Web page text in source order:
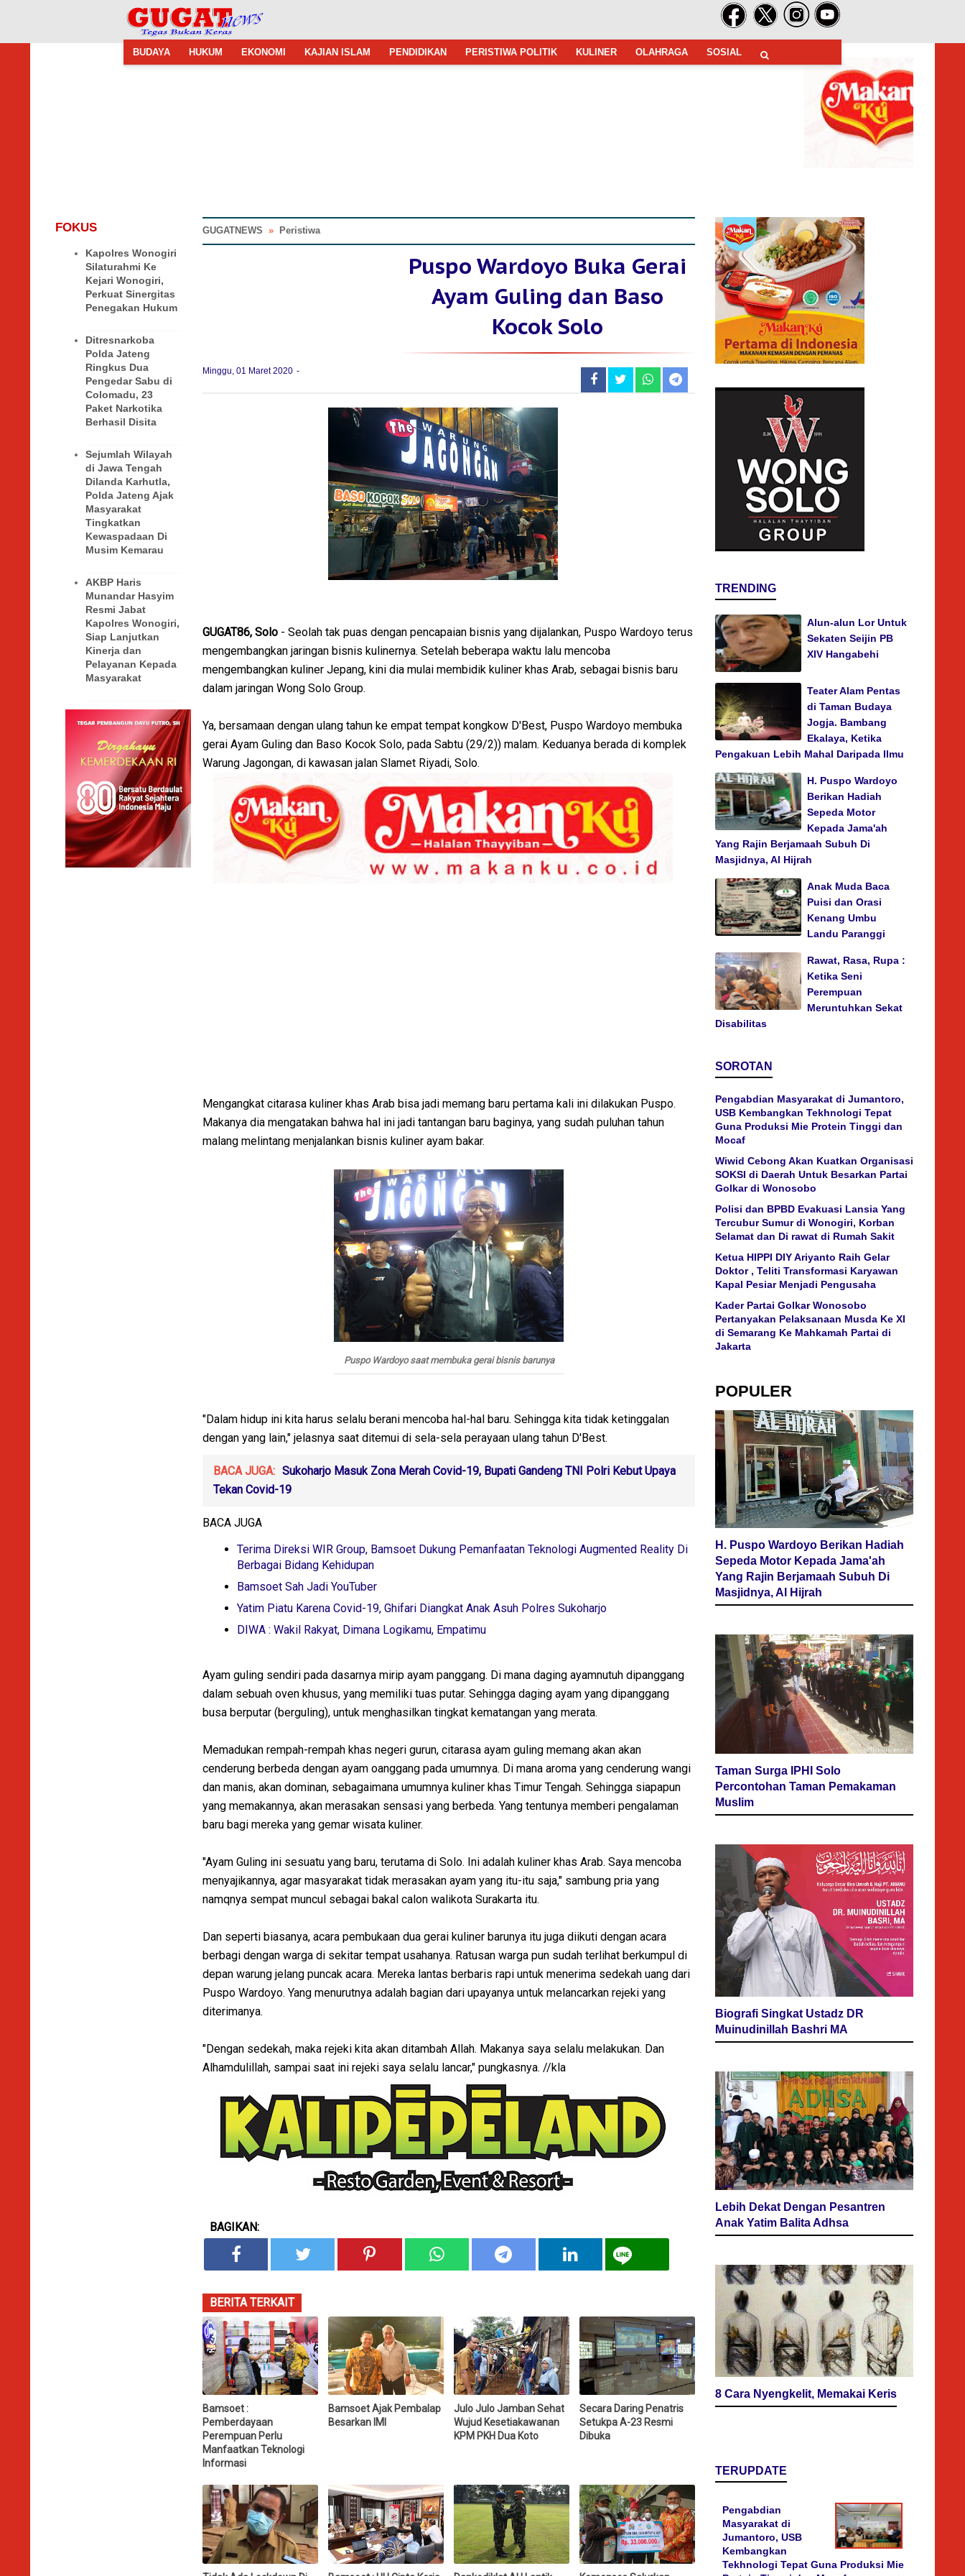
BUDAYA HUKUM EKONOMI KAJIAN ISLAM PENDIDIKAN PERISTIWA POLITIK KULINER OLAHRAGA SOSIAL
FOKUS
Kapolres Wonogiri
Silaturahmi Ke
Kejari Wonogiri,
Perkuat Sinergitas
Penegakan Hukum
Ditresnarkoba
Polda Jateng
Ringkus Dua
Pengedar Sabu di
Colomadu, 23
Paket Narkotika
Berhasil Disita
Sejumlah Wilayah
di Jawa Tengah
Dilanda Karhutla,
Polda Jateng Ajak
Masyarakat
Tingkatkan
Kewaspadaan Di
Musim Kemarau
AKBP Haris
Munandar Hasyim
Resmi Jabat
Kapolres Wonogiri,
Siap Lanjutkan
Kinerja dan
Pelayanan Kepada
Masyarakat
GUGATNEWS » Peristiwa
Puspo Wardoyo Buka Gerai
Ayam Guling dan Baso
Kocok Solo
Minggu, 01 Maret 2020
GUGAT86, Solo - Seolah tak puas dengan pencapaian bisnis yang dijalankan, Puspo Wardoyo terus
mengembangkan jaringan bisnis kulinernya. Setelah beberapa waktu lalu mencoba
mengembangkan kuliner Jepang, kini dia mulai membidik kuliner khas Arab, sebagai bisnis baru
dalam jaringan Wong Solo Group.
Ya, bersamaan dengan ulang tahun ke empat tempat kongkow D'Best, Puspo Wardoyo membuka
gerai Ayam Guling dan Baso Kocok Solo, pada Sabtu (29/2)) malam. Keduanya berada di komplek
Warung Jagongan, di kawasan jalan Slamet Riyadi, Solo.
Mengangkat citarasa kuliner khas Arab bisa jadi memang baru pertama kali ini dilakukan Puspo.
Makanya dia mengatakan bahwa hal ini jadi tantangan baru baginya, yang sudah puluhan tahun
malang melintang menjalankan bisnis kuliner ayam bakar.
Puspo Wardoyo saat membuka gerai bisnis barunya
"Dalam hidup ini kita harus selalu berani mencoba hal-hal baru. Sehingga kita tidak ketinggalan
dengan yang lain," jelasnya saat ditemui di sela-sela perayaan ulang tahun D'Best.
BACA JUGA: Sukoharjo Masuk Zona Merah Covid-19, Bupati Gandeng TNI Polri Kebut Upaya
Tekan Covid-19
BACA JUGA
Terima Direksi WIR Group, Bamsoet Dukung Pemanfaatan Teknologi Augmented Reality Di
Berbagai Bidang Kehidupan
Bamsoet Sah Jadi YouTuber
Yatim Piatu Karena Covid-19, Ghifari Diangkat Anak Asuh Polres Sukoharjo
DIWA : Wakil Rakyat, Dimana Logikamu, Empatimu
Ayam guling sendiri pada dasarnya mirip ayam panggang. Di mana daging ayamnutuh dipanggang
dalam sebuah oven khusus, yang memiliki tuas putar. Sehingga daging ayam yang dipanggang
busa berputar (berguling), untuk menghasilkan tingkat kematangan yang merata.
Memadukan rempah-rempah khas negeri gurun, citarasa ayam guling memang akan akan
cenderung berbeda dengan ayam oanggang pada umumnya. Di mana aroma yang cenderung wangi
dan manis, akan dominan, sebagaimana umumnya kuliner khas Timur Tengah. Sehingga siapapun
yang memakannya, akan merasakan sensasi yang berbeda. Yang tentunya memberi pengalaman
baru bagi mereka yang gemar wisata kuliner.
"Ayam Guling ini sesuatu yang baru, terutama di Solo. Ini adalah kuliner khas Arab. Saya mencoba
menyajikannya, agar masyarakat tidak merasakan ayam yang itu-itu saja," sambung pria yang
namqnya sempat muncul sebagai bakal calon walikota Surakarta itu.
Dan seperti biasanya, acara pembukaan dua gerai kuliner barunya itu juga diikuti dengan acara
berbagi dengan warga di sekitar tempat usahanya. Ratusan warga pun sudah terlihat berkumpul di
depan warung jelang puncak acara. Mereka lantas berbaris rapi untuk menerima sedekah uang dari
Puspo Wardoyo. Yang menurutnya adalah bagian dari upayanya untuk melancarkan rejeki yang
diterimanya.
"Dengan sedekah, maka rejeki kita akan ditambah Allah. Makanya saya selalu melakukan. Dan
Alhamdulillah, sampai saat ini rejeki saya selalu lancar," pungkasnya. //kla
BAGIKAN:
BERITA TERKAIT
Bamsoet :
Pemberdayaan
Perempuan Perlu
Manfaatkan Teknologi
Informasi
Bamsoet Ajak Pembalap
Besarkan IMI
Julo Julo Jamban Sehat
Wujud Kesetiakawanan
KPM PKH Dua Koto
Secara Daring Penatris
Setukpa A-23 Resmi
Dibuka
TRENDING
Alun-alun Lor Untuk
Sekaten Seijin PB
XIV Hangabehi
Teater Alam Pentas
di Taman Budaya
Jogja. Bambang
Ekalaya, Ketika
Pengakuan Lebih Mahal Daripada Ilmu
H. Puspo Wardoyo
Berikan Hadiah
Sepeda Motor
Kepada Jama'ah
Yang Rajin Berjamaah Subuh Di
Masjidnya, Al Hijrah
Anak Muda Baca
Puisi dan Orasi
Kenang Umbu
Landu Paranggi
Rawat, Rasa, Rupa :
Ketika Seni
Perempuan
Meruntuhkan Sekat
Disabilitas
SOROTAN
Pengabdian Masyarakat di Jumantoro,
USB Kembangkan Tekhnologi Tepat
Guna Produksi Mie Protein Tinggi dan
Mocaf
Wiwid Cebong Akan Kuatkan Organisasi
SOKSI di Daerah Untuk Besarkan Partai
Golkar di Wonosobo
Polisi dan BPBD Evakuasi Lansia Yang
Tercubur Sumur di Wonogiri, Korban
Selamat dan Di rawat di Rumah Sakit
Ketua HIPPI DIY Ariyanto Raih Gelar
Doktor , Teliti Transformasi Karyawan
Kapal Pesiar Menjadi Pengusaha
Kader Partai Golkar Wonosobo
Pertanyakan Pelaksanaan Musda Ke XI
di Semarang Ke Mahkamah Partai di
Jakarta
POPULER
H. Puspo Wardoyo Berikan Hadiah
Sepeda Motor Kepada Jama'ah
Yang Rajin Berjamaah Subuh Di
Masjidnya, Al Hijrah
Taman Surga IPHI Solo
Percontohan Taman Pemakaman
Muslim
Biografi Singkat Ustadz DR
Muinudinillah Bashri MA
Lebih Dekat Dengan Pesantren
Anak Yatim Balita Adhsa
8 Cara Nyengkelit, Memakai Keris
TERUPDATE
Pengabdian
Masyarakat di
Jumantoro, USB
Kembangkan
Tekhnologi Tepat Guna Produksi Mie